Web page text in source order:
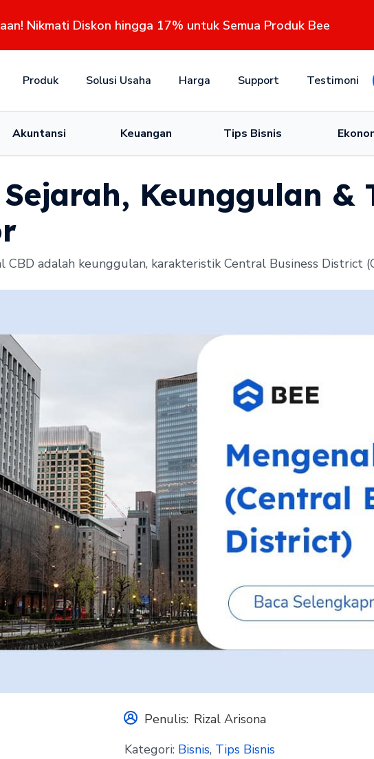
Nikmati Diskon hingga 17% untuk Semua Produk Bee
Produk Solusi Usaha Harga Support Testimoni
Akuntansi Keuangan Tips Bisnis
Keunggulan &
CBD adalah keunggulan, karakteristik Central Business District
Penulis: Rizal Arisona
Kategori: Bisnis, Tips Bisnis